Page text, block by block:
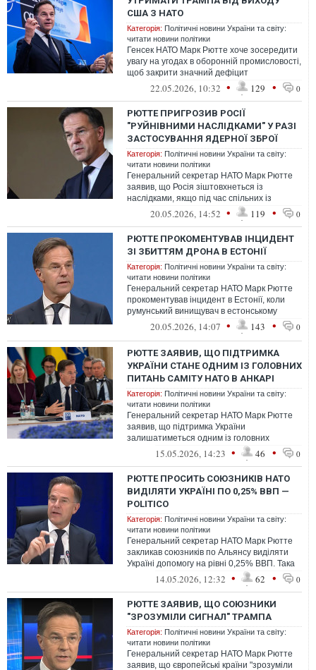
США З НАТО
Категорія: Політичні новини України та світу:
читати новини політики
Генсек НАТО Марк Рютте хоче зосередити
увагу на угодах в оборонній промисловості,
щоб закрити значний дефіцит
виробництва в Європі та зберегти США,
22.05.2026, 10:32 • 129 • 0
РЮТТЕ ПРИГРОЗИВ РОСІЇ
"РУЙНІВНИМИ НАСЛІДКАМИ" У РАЗІ
ЗАСТОСУВАННЯ ЯДЕРНОЇ ЗБРОЇ
Категорія: Політичні новини України та світу:
читати новини політики
Генеральний секретар НАТО Марк Рютте
заявив, що Росія зіштовхнеться із
наслідками, якщо під час спільних із
Білоруссю навчань щодо ядерного
20.05.2026, 14:52 • 119 • 0
РЮТТЕ ПРОКОМЕНТУВАВ ІНЦИДЕНТ
ЗІ ЗБИТТЯМ ДРОНА В ЕСТОНІЇ
Категорія: Політичні новини України та світу:
читати новини політики
Генеральний секретар НАТО Марк Рютте
прокоментував інцидент в Естонії, коли
румунський винищувач в естонському
повітряному просторі збив ударний дрон.
20.05.2026, 14:07 • 143 • 0
РЮТТЕ ЗАЯВИВ, ЩО ПІДТРИМКА
УКРАЇНИ СТАНЕ ОДНИМ ІЗ ГОЛОВНИХ
ПИТАНЬ САМІТУ НАТО В АНКАРІ
Категорія: Політичні новини України та світу:
читати новини політики
Генеральний секретар НАТО Марк Рютте
заявив, що підтримка України
залишатиметься одним із головних
пріоритетів НАТО, зокрема під час
майбутнього саміт...
15.05.2026, 14:23 • 46 • 0
РЮТТЕ ПРОСИТЬ СОЮЗНИКІВ НАТО
ВИДІЛЯТИ УКРАЇНІ ПО 0,25% ВВП —
POLITICO
Категорія: Політичні новини України та світу:
читати новини політики
Генеральний секретар НАТО Марк Рютте
закликав союзників по Альянсу виділяти
Україні допомогу на рівні 0,25% ВВП. Така
пропозиція може відкрити для Киє...
14.05.2026, 12:32 • 62 • 0
РЮТТЕ ЗАЯВИВ, ЩО СОЮЗНИКИ
"ЗРОЗУМІЛИ СИГНАЛ" ТРАМПА
Категорія: Політичні новини України та світу:
читати новини політики
Генеральний секретар НАТО Марк Рютте
заявив, що європейські країни "зрозуміли